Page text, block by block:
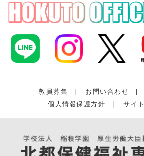
教員募集 お問い合わせ
個人情報保護方針
サイ